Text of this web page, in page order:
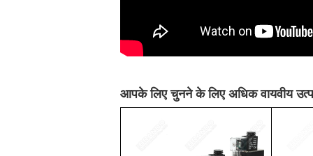
आपके लिए चुनने के लिए अधिक वायवीय